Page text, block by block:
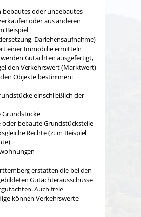
bebautes oder unbebautes
oder aus anderen
Beispiel
Darlehensaufnahme)
einer Immobilie ermitteln
werden Gutachten ausgefertigt,
den Verkehrswert (Marktwert)
Objekte bestimmen:
einschließlich der
Grundstücke
oder bebaute Grundstücksteile
Rechte(zum Beispiel
erstatten die bei den
Gutachterausschüsse
Auch freie
können Verkehrswerte